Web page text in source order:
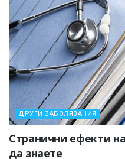
ДРУГИ ЗАБОЛЯВАНИЯ
Странични ефекти
да знаете